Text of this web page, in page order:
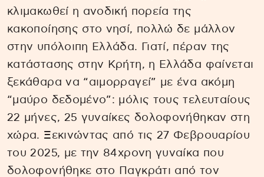
κλιμακωθεί η ανοδική πορεία της
κακοποίησης στο νησί, πολλώ δε μάλλον
στην υπόλοιπη Ελλάδα. Γιατί, πέραν της
κατάστασης στην Κρήτη, η Ελλάδα φαίνεται
ξεκάθαρα να “αιμορραγεί” με ένα ακόμη
“μαύρο δεδομένο”: μόλις τους τελευταίους
22 μήνες, 25 γυναίκες δολοφονήθηκαν στη
χώρα. Ξεκινώντας από τις 27 Φεβρουαρίου
του 2025, με την 84χρονη γυναίκα που
δολοφονήθηκε στο Παγκράτι από τον